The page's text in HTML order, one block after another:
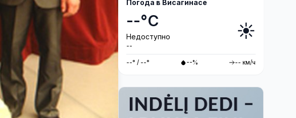
Погода в Висагинасе
--°C
Недоступно
--
☀️
--° / --° --% -- км/ч